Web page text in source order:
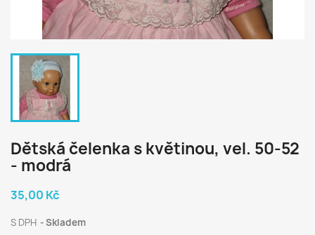
Dětská čelenka s květinou, vel. 50-52
- modrá
35,00 Kč
S DPH Skladem